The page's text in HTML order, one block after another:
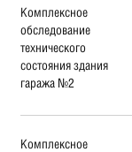
Комплексное
обследование
технического
состояния здания
гаража №2
Комплексное